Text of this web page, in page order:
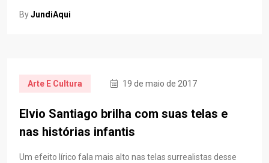
ByJundiAqui
Arte E Cultura 19 de maio de 2017
Elvio Santiago brilha com suas telas e
nas histórias infantis
Um efeito lírico fala mais alto nas telas surrealistas desse